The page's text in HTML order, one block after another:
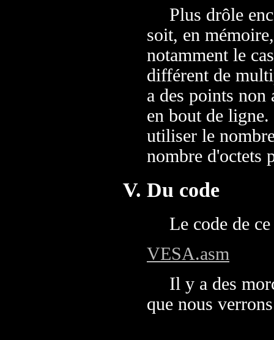
Plus drôle
soit, en
notamment le
différent de
a des points non
en bout de
utiliser le
nombre d'octets
Du code
Le code de
VESA.asm
Il y a des
que nous